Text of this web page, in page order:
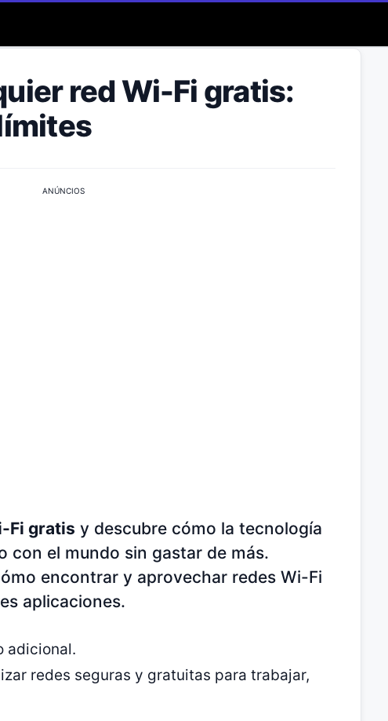
red Wi-Fi gratis:
ANÚNCIOS
Fi gratis y descubre cómo la tecnología
con el mundo sin gastar de más.
encontrar y aprovechar redes Wi-Fi
aplicaciones.
adicional.
redes seguras y gratuitas para trabajar,